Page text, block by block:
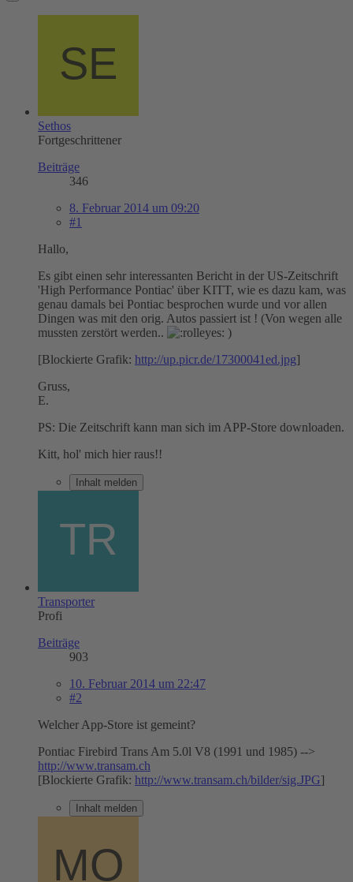
Sethos
Fortgeschrittener
Beiträge
346
8. Februar 2014 um 09:20
#1
Hallo,
Es gibt einen sehr interessanten Bericht in der US-Zeitschrift
'High Performance Pontiac' über KITT, wie es dazu kam, was
genau damals bei Pontiac besprochen wurde und vor allen
Dingen was mit den orig. Autos passiert ist ! (Von wegen alle
mussten zerstört werden..
)
[Blockierte Grafik: http://up.picr.de/17300041ed.jpg]
Gruss,
E.
PS: Die Zeitschrift kann man sich im APP-Store downloaden.
Kitt, hol' mich hier raus!!
Inhalt melden
Transporter
Profi
Beiträge
903
10. Februar 2014 um 22:47
#2
Welcher App-Store ist gemeint?
Pontiac Firebird Trans Am 5.0l V8 (1991 und 1985) -->
http://www.transam.ch
[Blockierte Grafik: http://www.transam.ch/bilder/sig.JPG]
Inhalt melden